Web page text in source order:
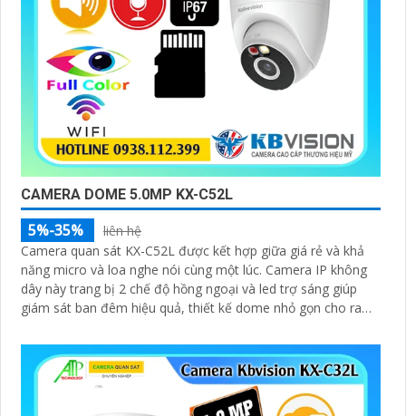
CAMERA DOME 5.0MP KX-C52L
5%-35%
liên hệ
Camera quan sát KX-C52L được kết hợp giữa giá rẻ và khả
năng micro và loa nghe nói cùng một lúc. Camera IP không
dây này trang bị 2 chế độ hồng ngoại và led trợ sáng giúp
giám sát ban đêm hiệu quả, thiết kế dome nhỏ gọn cho ra